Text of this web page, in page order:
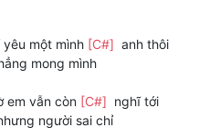
yêu một mình [C#] anh thôi
mong mình
em vẫn còn [C#] nghĩ tới
người sai chỉ